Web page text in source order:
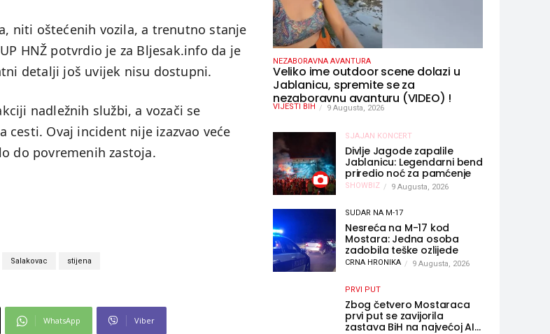
niti oštećenih vozila, a trenutno stanje
HNŽ potvrdio je za Bljesak.info da je
detalji još uvijek nisu dostupni.
nadležnih službi, a vozači se
Ovaj incident nije izazvao veće
do povremenih zastoja.
Salakovac stijena
WhatsApp Viber
NEZABORAVNA AVANTURA
Veliko ime outdoor scene dolazi u
Jablanicu, spremite se za
nezaboravnu avanturu (VIDEO) !
VIJESTI BIH 9 Augusta, 2026
SJAJAN KONCERT
Divlje Jagode zapalile
Jablanicu: Legendarni bend
priredio noć za pamćenje
SHOWBIZ 9 Augusta, 2026
SUDAR NA M-17
Nesreća na M-17 kod
Mostara: Jedna osoba
zadobila teške ozlijede
CRNA HRONIKA 9 Augusta, 2026
PRVI PUT
Zbog četvero Mostaraca
prvi put se zavijorila
zastava BiH na najvećoj AI